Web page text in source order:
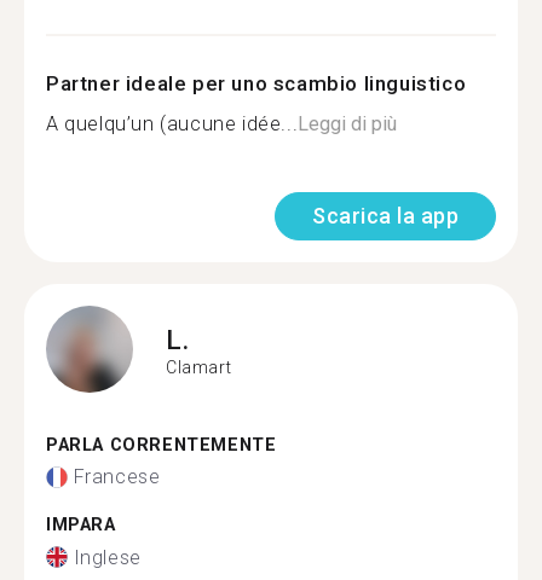
Partner ideale per uno scambio linguistico
A quelqu’un (aucune idée... Leggi di più
Scarica la app
L.
Clamart
PARLA CORRENTEMENTE
Francese
IMPARA
Inglese